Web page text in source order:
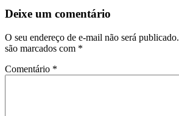
Deixe um comentário
O seu endereço de e-mail não será publicado.
são marcados com *
Comentário *